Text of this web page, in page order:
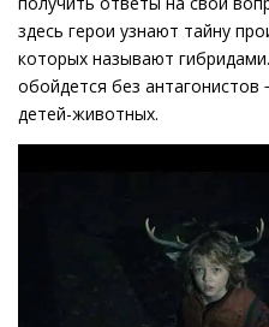
здесь герои узнают тайну
которых называют
обойдется без
детей-животных.